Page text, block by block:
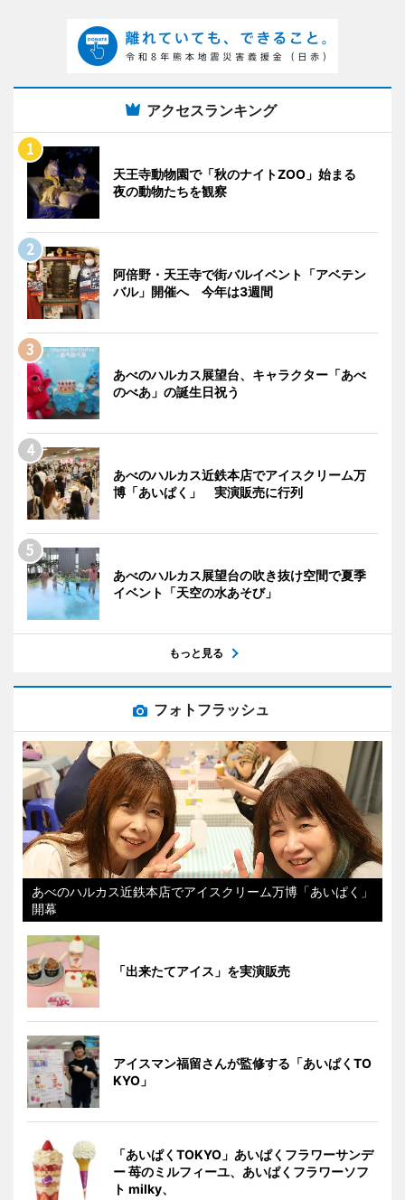
アクセスランキング
天王寺動物園で「秋のナイトZOO」始まる
夜の動物たちを観察
阿倍野・天王寺で街バルイベント「アベテン
バル」開催へ 今年は3週間
あべのハルカス展望台、キャラクター「あべ
のべあ」の誕生日祝う
あべのハルカス近鉄本店でアイスクリーム万
博「あいぱく」 実演販売に行列
あべのハルカス展望台の吹き抜け空間で夏季
イベント「天空の水あそび」
もっと見る
フォトフラッシュ
あべのハルカス近鉄本店でアイスクリーム万博「あいぱく」
開幕
「出来たてアイス」を実演販売
アイスマン福留さんが監修する「あいぱくTO
KYO」
「あいぱくTOKYO」あいぱくフラワーサンデ
ー 苺のミルフィーユ、あいぱくフラワーソフ
ト milky、